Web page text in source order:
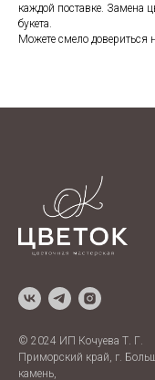
каждой поставке. Замена
букета.
Можете смело довериться
© 2024 ИП Кочуева Т. Г.
Приморский край, г.
камень,